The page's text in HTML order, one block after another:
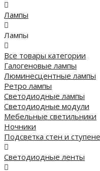
Лампы
Лампы
Все товары категории
Галогеновые лампы
Люминесцентные лампы
Ретро лампы
Светодиодные лампы
Светодиодные модули
Мебельные светильники
Ночники
Подсветка стен и
Светодиодные ленты